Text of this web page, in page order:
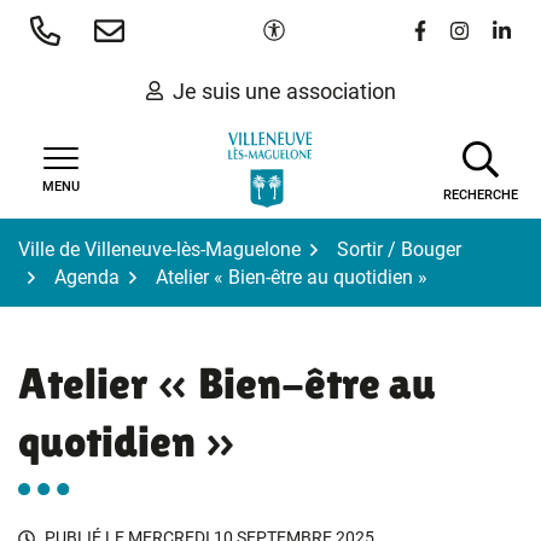
Aller
Paramètres d'accessibilité
Lien vers le
Lien vers
Lien
Je suis une association
MENU
RECHERCHE
Ville de Villeneuve-lès-Maguelone
Sortir / Bouger
Agenda
Atelier « Bien-être au quotidien »
Atelier « Bien-être au
quotidien »